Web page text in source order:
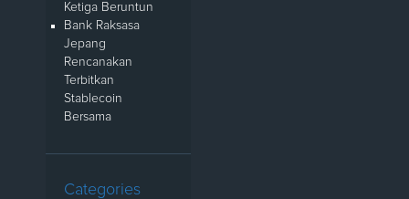
Ketiga Beruntun
Bank Raksasa
Jepang
Rencanakan
Terbitkan
Stablecoin
Bersama
Categories